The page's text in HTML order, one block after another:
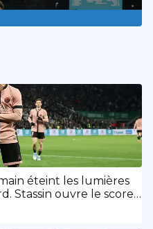
éteint les lumières
Stassin ouvre le score,